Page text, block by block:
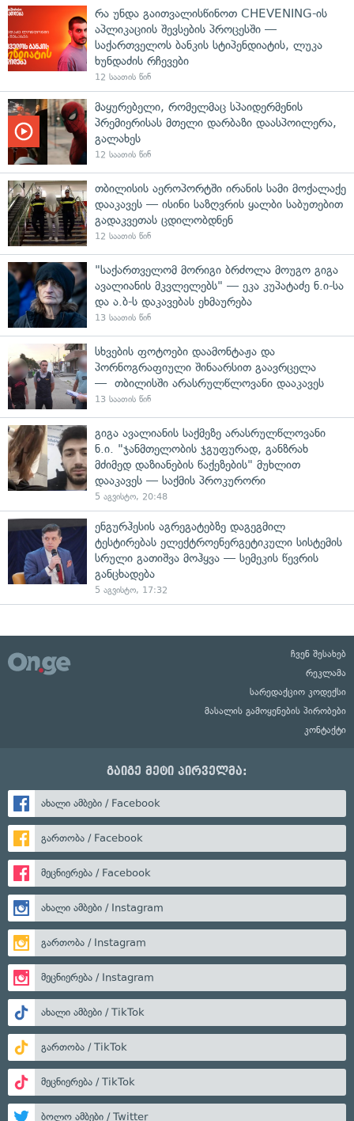
რა უნდა გაითვალისწინოთ CHEVENING-ის
აპლიკაციის შევსების პროცესში —
საქართველოს ბანკის სტიპენდიატის, ლუკა
ხუნდაძის რჩევები
12 საათის წინ
მაყურებელი, რომელმაც სპაიდერმენის
პრემიერისას მთელი დარბაზი დაასპოილერა,
გალახეს
12 საათის წინ
თბილისის აეროპორტში ირანის სამი მოქალაქე
დააკავეს — ისინი საზღვრის ყალბი საბუთებით
გადაკვეთას ცდილობდნენ
12 საათის წინ
"საქართველომ მორიგი ბრძოლა მოუგო გიგა
ავალიანის მკვლელებს" — ეკა კუპატაძე ნ.ი-სა
და ა.ბ-ს დაკავებას ეხმაურება
13 საათის წინ
სხვების ფოტოები დაამონტაჟა და
პორნოგრაფიული შინაარსით გაავრცელა
— თბილისში არასრულწლოვანი დააკავეს
13 საათის წინ
გიგა ავალიანის საქმეზე არასრულწლოვანი
ნ.ი. "ჯანმთელობის ჯგუფურად, განზრახ
მძიმედ დაზიანების წაქეზების" მუხლით
დააკავეს — საქმის პროკურორი
5 აგვისტო, 20:48
ენგურჰესის აგრეგატებზე დაგეგმილ
ტესტირებას ელექტროენერგეტიკული სისტემის
სრული გათიშვა მოჰყვა — სემეკის წევრის
განცხადება
5 აგვისტო, 17:32
ჩვენ შესახებ
რეკლამა
სარედაქციო კოდექსი
მასალის გამოყენების პირობები
კონტაქტი
გაიგე მეტი პირველმა:
ახალი ამბები / Facebook
გართობა / Facebook
მეცნიერება / Facebook
ახალი ამბები / Instagram
გართობა / Instagram
მეცნიერება / Instagram
ახალი ამბები / TikTok
გართობა / TikTok
მეცნიერება / TikTok
ბოლო ამბები / Twitter